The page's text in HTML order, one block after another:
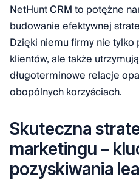
NetHunt CRM to potężne
budowanie efektywnej
Dzięki niemu firmy nie
klientów, ale także
długoterminowe relacje
obopólnych korzyściach.
Skuteczna
marketingu –
pozyskiwania